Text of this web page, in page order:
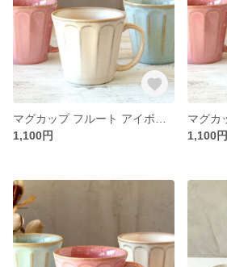
1,100円
1,100円